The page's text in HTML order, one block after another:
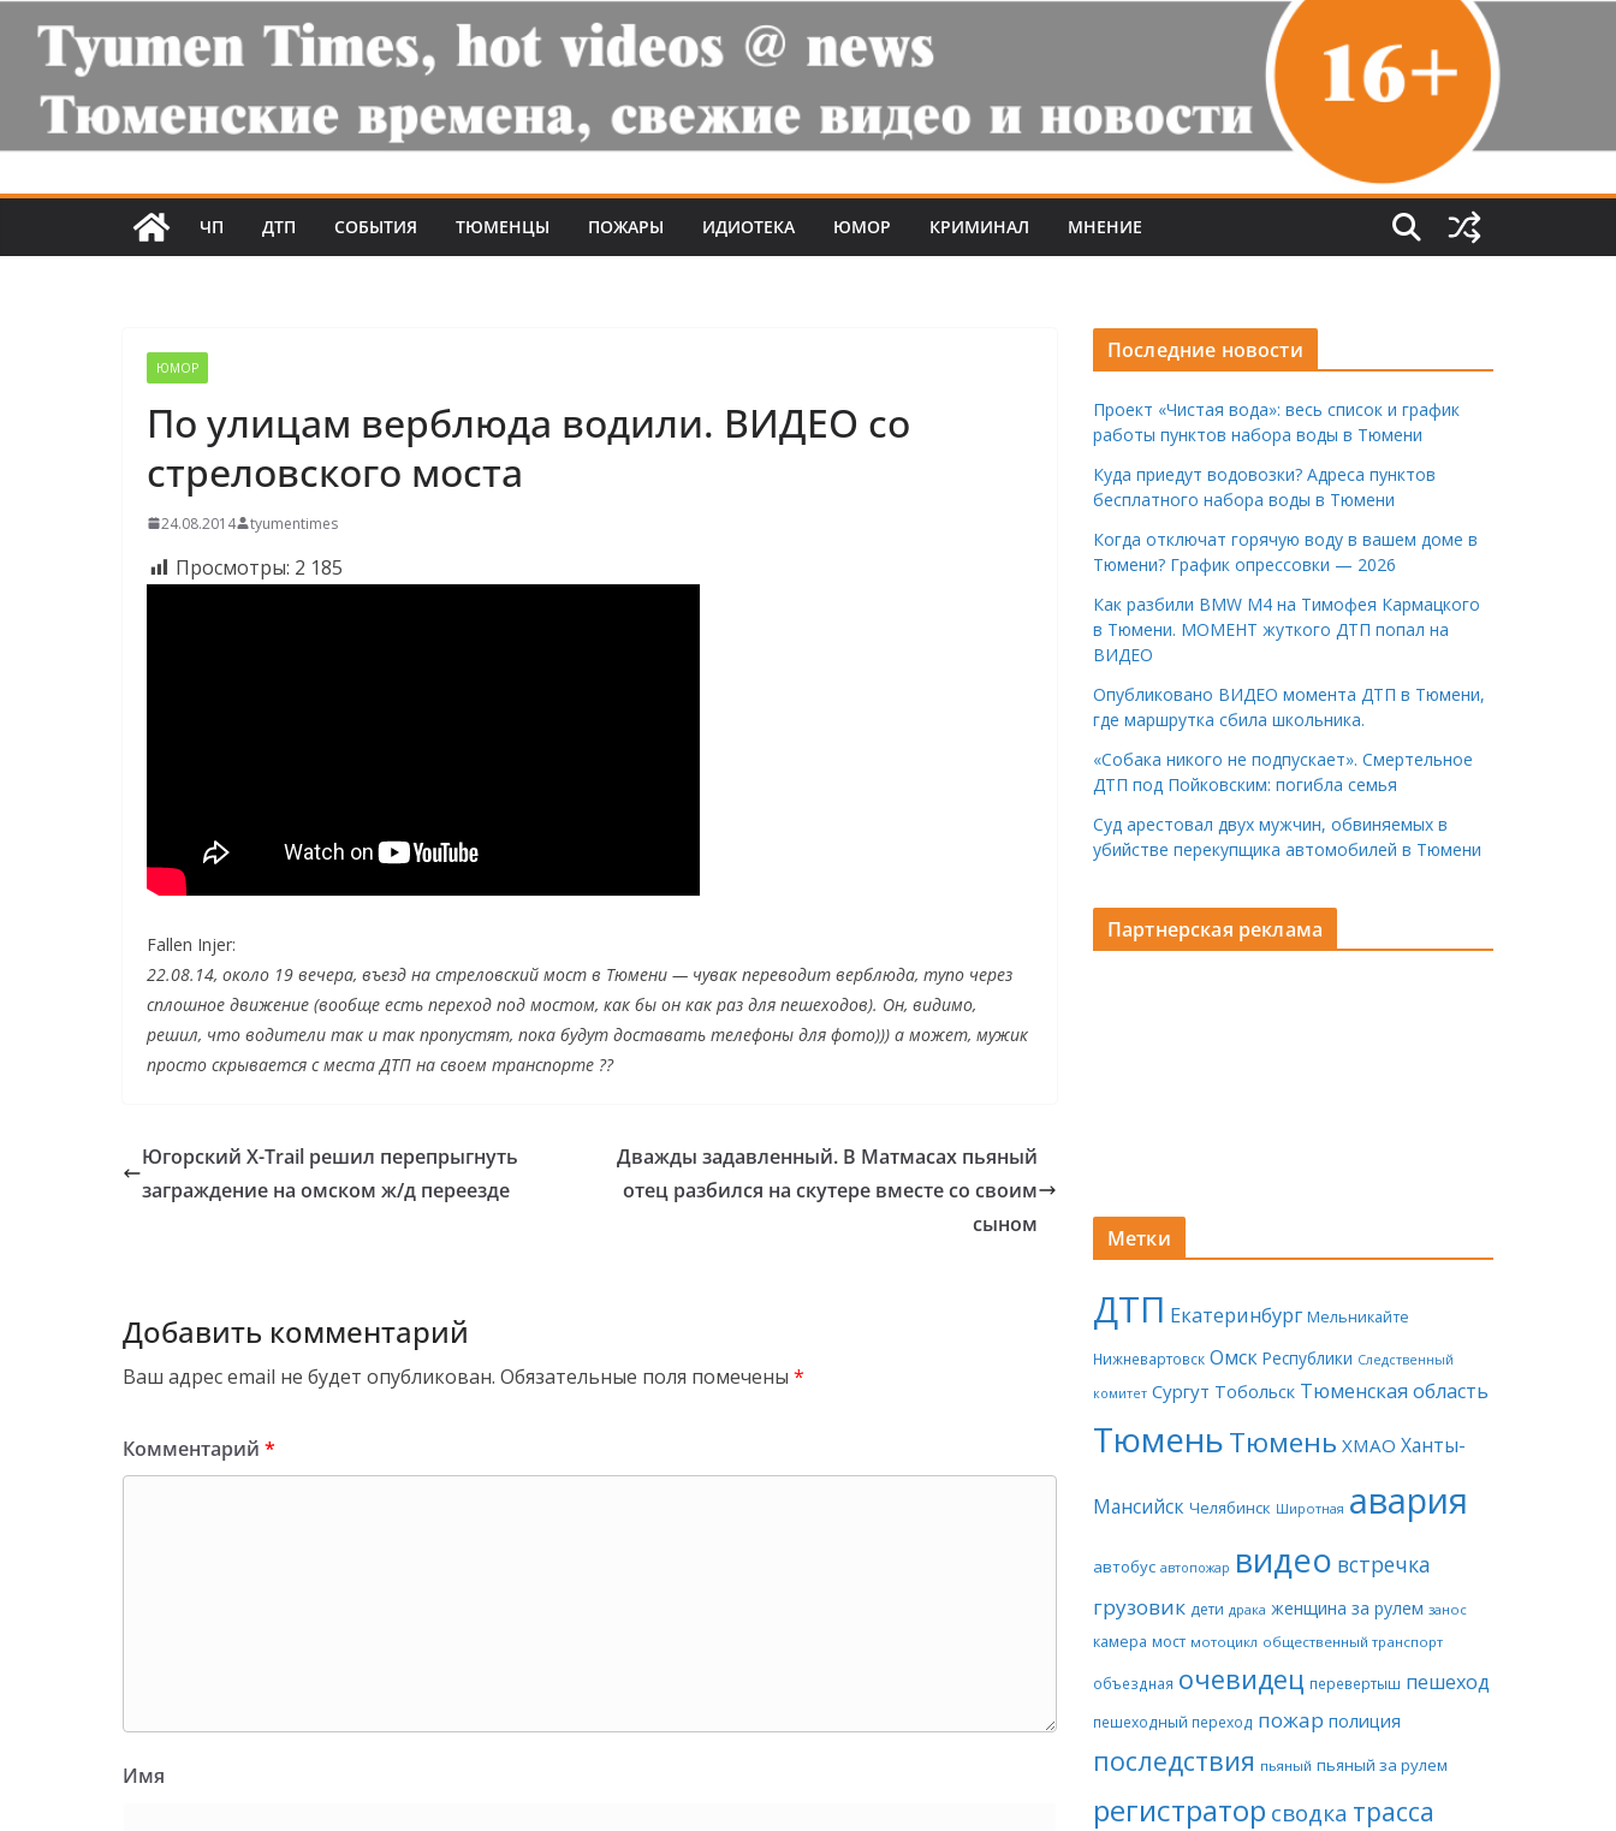
ЧП ДТП СОБЫТИЯ ТЮМЕНЦЫ ПОЖАРЫ ИДИОТЕКА ЮМОР КРИМИНАЛ МНЕНИЕ
ЮМОР
По улицам верблюда водили. ВИДЕО со
стреловского моста
24.08.2014 tyumentimes
Просмотры: 2 185
Fallen Injer:
22.08.14, около 19 вечера, въезд на стреловский мост в Тюмени — чувак переводит верблюда, тупо через
сплошное движение (вообще есть переход под мостом, как бы он как раз для пешеходов). Он, видимо,
решил, что водители так и так пропустят, пока будут доставать телефоны для фото))) а может, мужик
просто скрывается с места ДТП на своем транспорте ??
Югорский X-Trail решил перепрыгнуть
заграждение на омском ж/д переезде
Дважды задавленный. В Матмасах пьяный
отец разбился на скутере вместе со своим
сыном
Добавить комментарий
Ваш адрес email не будет опубликован. Обязательные поля помечены *
Комментарий *
Имя
Последние новости
Проект «Чистая вода»: весь список и график
работы пунктов набора воды в Тюмени
Куда приедут водовозки? Адреса пунктов
бесплатного набора воды в Тюмени
Когда отключат горячую воду в вашем доме в
Тюмени? График опрессовки — 2026
Как разбили BMW M4 на Тимофея Кармацкого
в Тюмени. МОМЕНТ жуткого ДТП попал на
ВИДЕО
Опубликовано ВИДЕО момента ДТП в Тюмени,
где маршрутка сбила школьника.
«Собака никого не подпускает». Смертельное
ДТП под Пойковским: погибла семья
Суд арестовал двух мужчин, обвиняемых в
убийстве перекупщика автомобилей в Тюмени
Партнерская реклама
Метки
ДТП Екатеринбург Мельникайте
Нижневартовск Омск Республики Следственный
комитет Сургут Тобольск Тюменская область
ТюменьТюмень ХМАО Ханты-
Мансийск Челябинск Широтная авария
автобус автопожар видео встречка
грузовик дети драка женщина за рулем занос
камера мост мотоцикл общественный транспорт
объездная очевидец перевертыш пешеход
пешеходный переход пожар полиция
последствия пьяный пьяный за рулем
регистратор сводка трасса